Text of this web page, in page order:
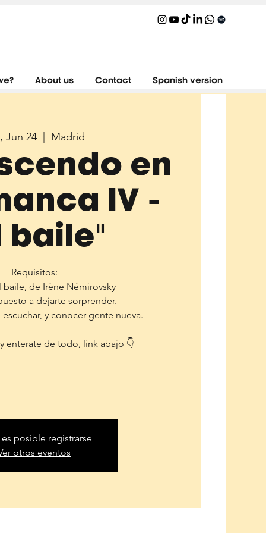
About us Contact Spanish version
Jun 24 Madrid
en
IV -
baile"
Requisitos:
baile, de Irène Némirovsky
a dejarte sorprender.
y conocer gente nueva.
enterate de todo, link abajo 👇
es posible registrarse
otros eventos